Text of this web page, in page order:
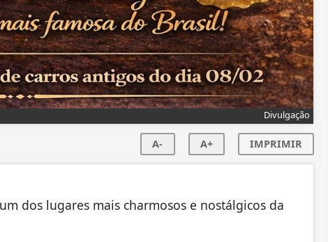
Divulgação
A- A+ IMPRIMIR
dos lugares mais charmosos e nostálgicos da